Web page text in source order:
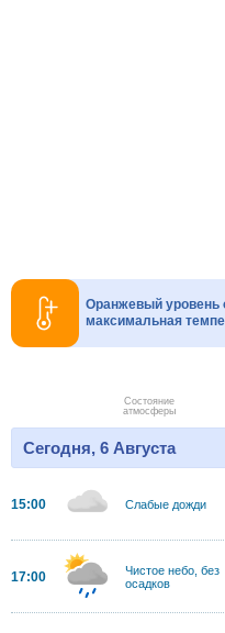
Оранжевый уровень
максимальная
Состояние
атмосферы
Сегодня, 6 Августа
15:00 Слабые дожди
17:00
Чистое небо, без
осадков